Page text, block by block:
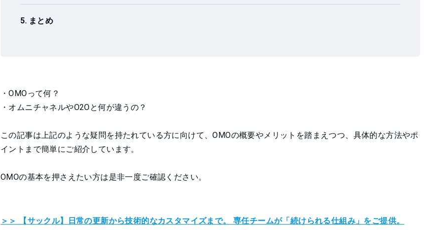
まとめ
・OMOって何？
・オムニチャネルやO2Oと何が違うの？
この記事は上記のような疑問を持たれている方に向けて、OMOの概要やメリットを踏まえつつ、具体的な方法やポ
イントまで簡単にご紹介しています。
OMOの基本を押さえたい方は是非一度ご確認ください。
＞＞ 【サックル】日常の更新から技術的なカスタマイズまで。 専任チームが「続けられる仕組み」をご提供。